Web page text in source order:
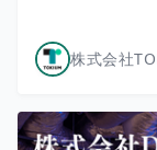
株式会社